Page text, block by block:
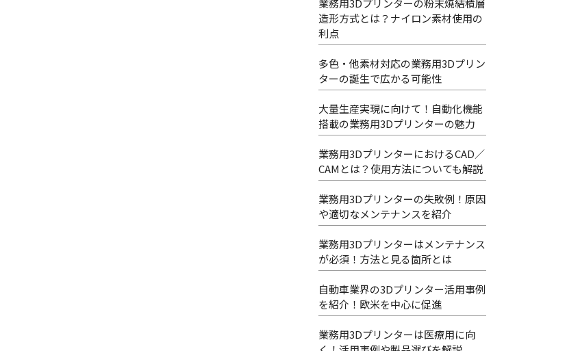
業務用3Dプリンターの粉末焼結積層
造形方式とは？ナイロン素材使用の
利点
多色・他素材対応の業務用3Dプリン
ターの誕生で広かる可能性
大量生産実現に向けて！自動化機能
搭載の業務用3Dプリンターの魅力
業務用3DプリンターにおけるCAD／
CAMとは？使用方法についても解説
業務用3Dプリンターの失敗例！原因
や適切なメンテナンスを紹介
業務用3Dプリンターはメンテナンス
が必須！方法と見る箇所とは
自動車業界の3Dプリンター活用事例
を紹介！欧米を中心に促進
業務用3Dプリンターは医療用に向